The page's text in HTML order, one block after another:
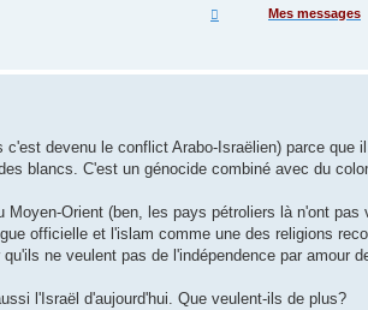
Mes messages
devenu le conflict Arabo-Israëlien) parce que
blancs. C'est un génocide combiné avec du
Orient (ben, les pays pétroliers là n'ont pas
officielle et l'islam comme une des religions
ne veulent pas de l'indépendence par amour
l'Israël d'aujourd'hui. Que veulent-ils de plus?